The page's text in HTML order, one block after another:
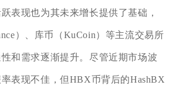
表现也为其未来增长提供了基础，
）、库币（KuCoin）等主流交易所
和需求逐渐提升。尽管近期市场波
表现不佳，但HBX币背后的HashBX